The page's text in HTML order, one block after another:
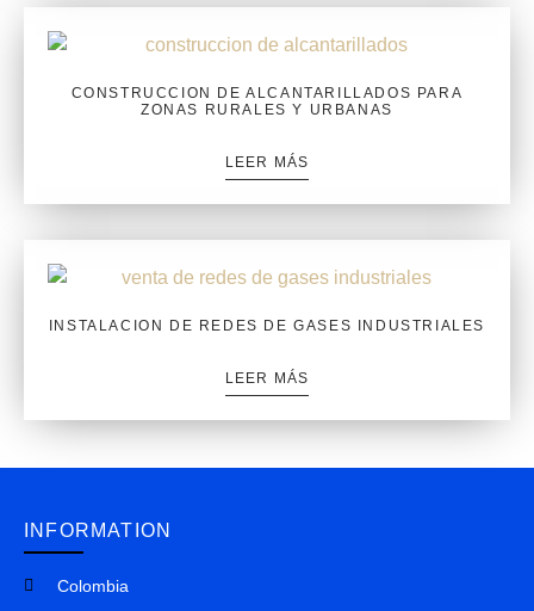
CONSTRUCCION DE ALCANTARILLADOS PARA
ZONAS RURALES Y URBANAS
LEER MÁS
INSTALACION DE REDES DE GASES INDUSTRIALES
LEER MÁS
INFORMATION
Colombia